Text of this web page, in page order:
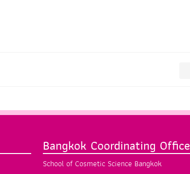
Bangkok Coordinating Office
School of Cosmetic Science Bangkok